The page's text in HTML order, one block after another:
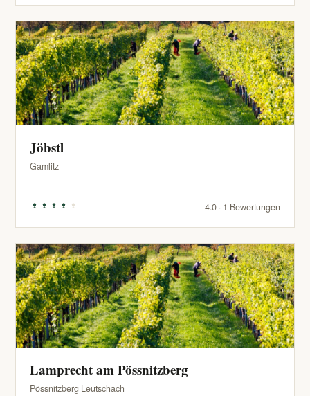
Jöbstl
Gamlitz
4.0 · 1 Bewertungen
Lamprecht am Pössnitzberg
Pössnitzberg Leutschach